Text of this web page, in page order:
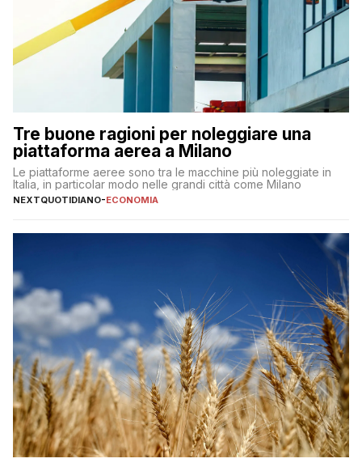
Tre buone ragioni per noleggiare una
piattaforma aerea a Milano
Le piattaforme aeree sono tra le macchine più noleggiate in
Italia, in particolar modo nelle grandi città come Milano
NEXTQUOTIDIANO-ECONOMIA